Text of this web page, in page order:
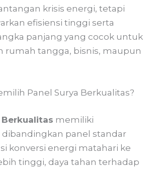
krisis energi, tetapi
efisiensi tinggi serta
panjang yang cocok untuk
rumah tangga, bisnis, maupun
Panel Surya Berkualitas?
Berkualitas memiliki
panel standar
konversi energi matahari ke
tinggi, daya tahan terhadap